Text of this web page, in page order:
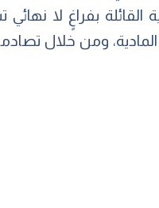
بفراغٍ لا نهائي
ومن خلال